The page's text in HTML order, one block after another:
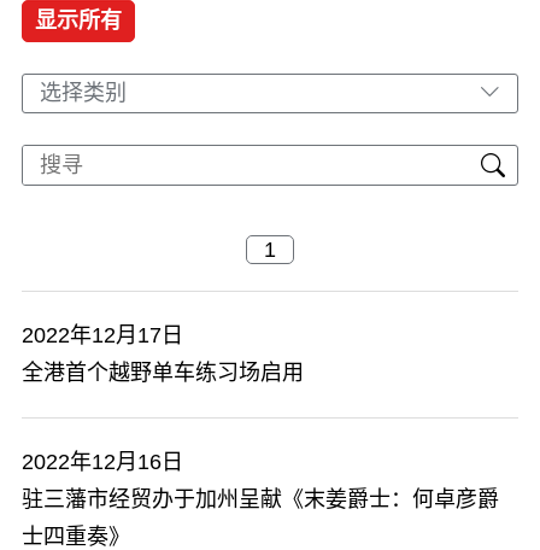
显示所有
选择类别
2022年12月17日
全港首个越野单车练习场启用
2022年12月16日
驻三藩市经贸办于加州呈献《末姜爵士：何卓彦爵
士四重奏》